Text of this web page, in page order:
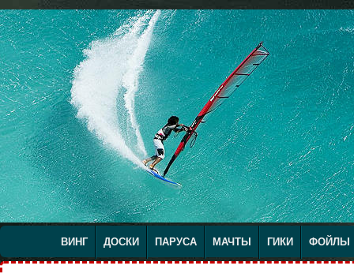
ВИНГ ДОСКИ ПАРУСА МАЧТЫ ГИКИ ФОЙЛЫ